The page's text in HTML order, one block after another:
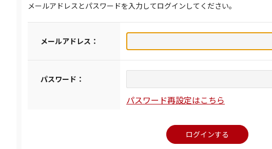
メールアドレスとパスワードを入力してログインしてください。
メールアドレス：
パスワード：
パスワード再設定はこちら